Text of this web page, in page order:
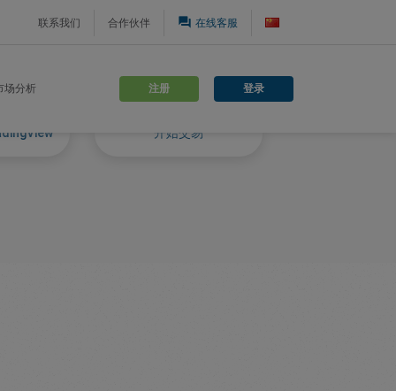
联系我们 合作伙伴 question_answer 在线客服
场分析 注册 登录
开始交易